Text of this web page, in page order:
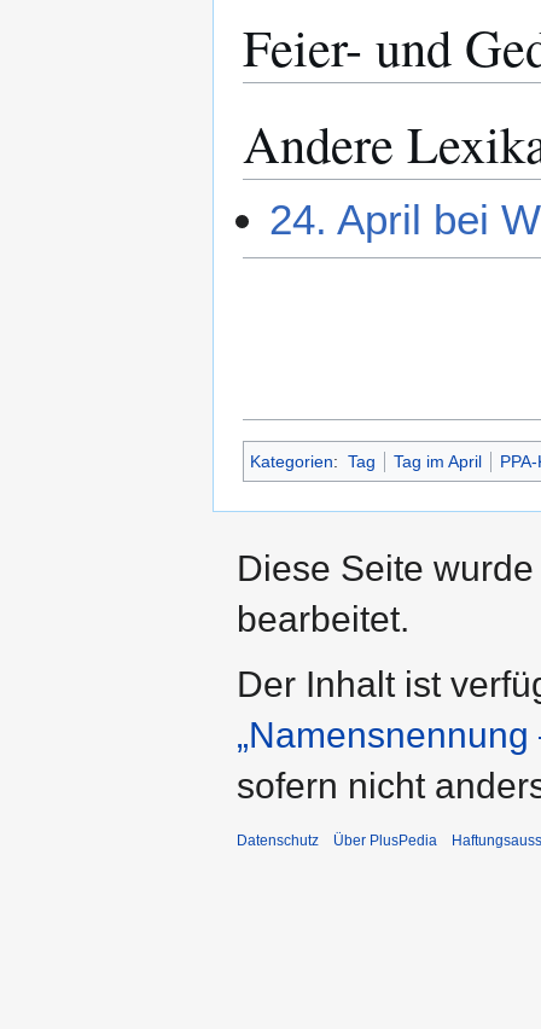
Feier- und
Andere
24. April bei
Kategorien: Tag Tag im April
Diese Seite
bearbeitet.
Der Inhalt ist
sofern nicht
Datenschutz Über PlusPedia